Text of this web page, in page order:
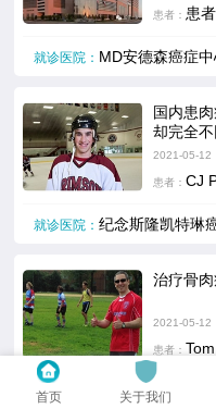
患者： 患
就诊医院： MD安德森癌症
国内患
却完全不
2021-05-12
患者：CJ
就诊医院：纪念斯隆凯特琳
治疗骨
2021-05-12
患者：
就诊医院： 妙佑医疗国际(
首页 关于我们